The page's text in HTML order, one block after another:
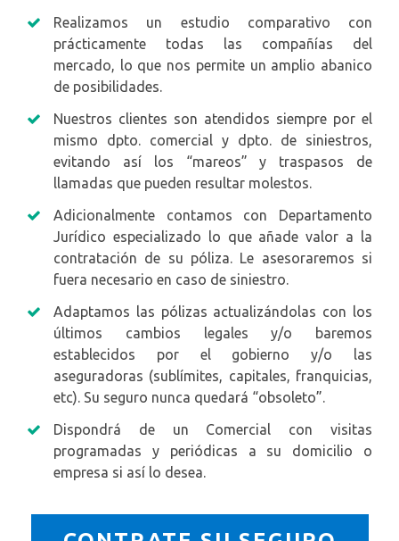
Realizamos un estudio comparativo con
prácticamente todas las compañías del
mercado, lo que nos permite un amplio abanico
de posibilidades.
Nuestros clientes son atendidos siempre por el
mismo dpto. comercial y dpto. de siniestros,
evitando así los “mareos” y traspasos de
llamadas que pueden resultar molestos.
Adicionalmente contamos con Departamento
Jurídico especializado lo que añade valor a la
contratación de su póliza. Le asesoraremos si
fuera necesario en caso de siniestro.
Adaptamos las pólizas actualizándolas con los
últimos cambios legales y/o baremos
establecidos por el gobierno y/o las
aseguradoras (sublímites, capitales, franquicias,
etc). Su seguro nunca quedará “obsoleto”.
Dispondrá de un Comercial con visitas
programadas y periódicas a su domicilio o
empresa si así lo desea.